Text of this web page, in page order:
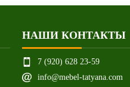
НАШИ КОНТАКТЫ
7 (920) 628 23-59
info@mebel-tatyana.com